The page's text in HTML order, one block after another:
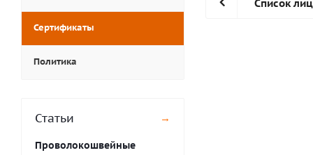
Список
Сертификаты
Политика
Статьи →
Проволокошвейные